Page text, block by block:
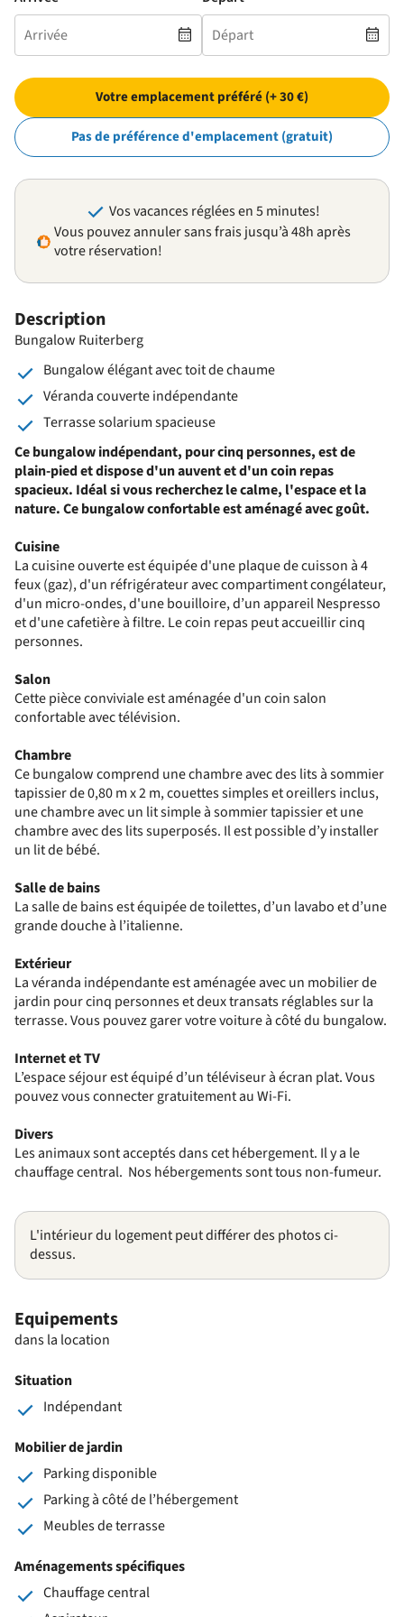
Description
Bungalow Ruiterberg
Bungalow élégant avec toit de chaume
Véranda couverte indépendante
Terrasse solarium spacieuse
Ce bungalow indépendant, pour cinq personnes, est de
plain-pied et dispose d'un auvent et d'un coin repas
spacieux. Idéal si vous recherchez le calme, l'espace et la
nature.Ce bungalow confortable est aménagé avec goût.
Cuisine
La cuisine ouverte est équipée d'une plaque de cuisson à 4
feux (gaz), d'un réfrigérateur avec compartiment congélateur,
d'un micro-ondes, d'une bouilloire, d’un appareil Nespresso
et d'une cafetière à filtre. Le coin repas peut accueillir cinq
personnes.
Salon
Cette pièce conviviale est aménagée d'un coin salon
confortable avec télévision.
Chambre
Ce bungalow comprend une chambre avec des lits à sommier
tapissier de 0,80 m x 2 m, couettes simples et oreillers inclus,
une chambre avec un lit simple à sommier tapissier et une
chambre avec des lits superposés. Il est possible d’y installer
un lit de bébé.
Salle de bains
La salle de bains est équipée de toilettes, d’un lavabo et d’une
grande douche à l’italienne.
Extérieur
La véranda indépendante est aménagée avec un mobilier de
jardin pour cinq personnes et deux transats réglables sur la
terrasse. Vous pouvez garer votre voiture à côté du bungalow.
Internet et TV
L’espace séjour est équipé d’un téléviseur à écran plat. Vous
pouvez vous connecter gratuitement au Wi-Fi.
Divers
Les animaux sont acceptés dans cet hébergement. Il y a le
chauffage central. Nos hébergements sont tous non-fumeur.
L'intérieur du logement peut différer des photos ci-
dessus.
Votre emplacement préféré (+ 30 €)
Pas de préférence d'emplacement (gratuit)
Vos vacances réglées en 5 minutes!
Vous pouvez annuler sans frais jusqu’à 48h après
votre réservation!
Equipements
dans la location
Situation
Indépendant
Mobilier de jardin
Parking disponible
Parking à côté de l’hébergement
Meubles de terrasse
Aménagements spécifiques
Chauffage central